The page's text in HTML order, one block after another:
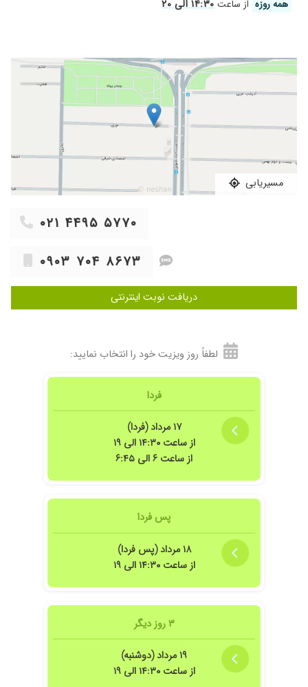
و...
همه روزه از ساعت۱۴:۳۰ الی ۲۰
مسیریابی
۰۲۱ ۴۴۹۵ ۵۷۷۰
۰۹۰۳ ۷۰۴ ۸۶۷۳
دریافت نوبت اینترنتی
لطفاً روز ویزیت خود را انتخاب نمایید:
فردا
۱۷ مرداد (فردا)
از ساعت ۱۴:۳۰ الی ۱۹
از ساعت ۶ الی ۶:۴۵
پس فردا
۱۸ مرداد (پس فردا)
از ساعت ۱۴:۳۰ الی ۱۹
۳ روز دیگر
۱۹ مرداد (دوشنبه)
از ساعت ۱۴:۳۰ الی ۱۹